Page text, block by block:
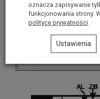
Odległość otworów
zewnętrznych
oznacza zapisywanie
funkcjonowania strony.
polityce prywatności
Ustawienia